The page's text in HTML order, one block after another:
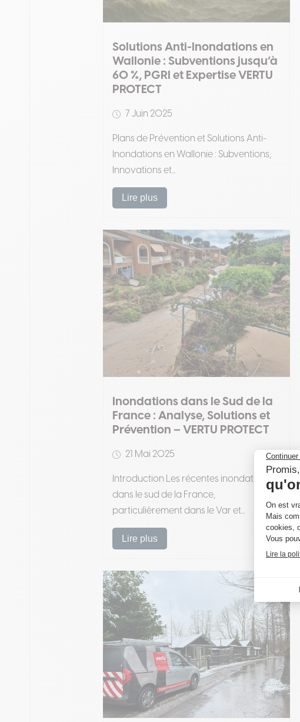
Solutions Anti-Inondations en
Wallonie : Subventions jusqu’à
60 %, PGRI et Expertise VERTU
PROTECT
7 Juin 2025
Plans de Prévention et Solutions Anti-
Inondations en Wallonie : Subventions,
Innovations et...
Lire plus
Inondations dans le Sud de la
France : Analyse, Solutions et
Prévention – VERTU PROTECT
21 Mai 2025
Introduction Les récentes inondations
dans le sud de la France,
particulièrement dans le Var et...
Lire plus